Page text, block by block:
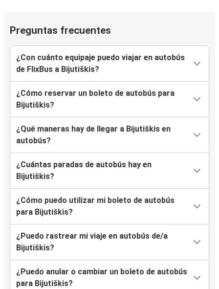
Preguntas frecuentes
¿Con cuánto equipaje puedo viajar en autobús
de FlixBus a Bijutiškis?
¿Cómo reservar un boleto de autobús para
Bijutiškis?
¿Qué maneras hay de llegar a Bijutiškis en
autobús?
¿Cuántas paradas de autobús hay en
Bijutiškis?
¿Cómo puedo utilizar mi boleto de autobús
para Bijutiškis?
¿Puedo rastrear mi viaje en autobús de/a
Bijutiškis?
¿Puedo anular o cambiar un boleto de autobús
para Bijutiškis?